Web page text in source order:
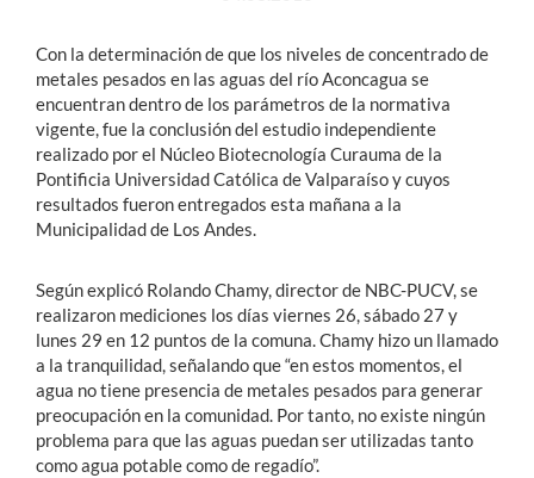
Con la determinación de que los niveles de concentrado de
metales pesados en las aguas del río Aconcagua se
encuentran dentro de los parámetros de la normativa
vigente, fue la conclusión del estudio independiente
realizado por el Núcleo Biotecnología Curauma de la
Pontificia Universidad Católica de Valparaíso y cuyos
resultados fueron entregados esta mañana a la
Municipalidad de Los Andes.
Según explicó Rolando Chamy, director de NBC-PUCV, se
realizaron mediciones los días viernes 26, sábado 27 y
lunes 29 en 12 puntos de la comuna. Chamy hizo un llamado
a la tranquilidad, señalando que “en estos momentos, el
agua no tiene presencia de metales pesados para generar
preocupación en la comunidad. Por tanto, no existe ningún
problema para que las aguas puedan ser utilizadas tanto
como agua potable como de regadío”.